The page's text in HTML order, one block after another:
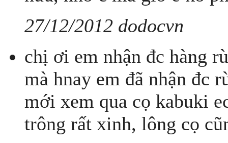
27/12/2012 dodocvn
chị ơi em nhận đc hàng
mà hnay em đã nhận đc
mới xem qua cọ kabuki
trông rất xinh, lông cọ